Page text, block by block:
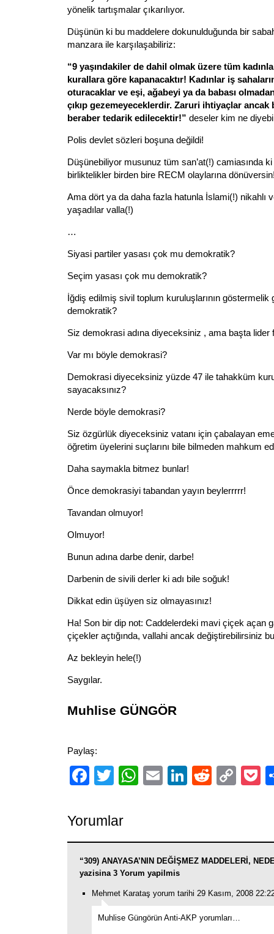
yönelik tartışmalar çıkarılıyor.
Düşünün ki bu maddelere dokunulduğunda bir
manzara ile karşılaşabiliriz:
“9 yaşındakiler de dahil olmak üzere tüm
kurallara göre kapanacaktır! Kadınlar iş
oturacaklar ve eşi, ağabeyi ya da babası
çıkıp gezemeyeceklerdir. Zaruri ihtiyaçlar ancak
beraber tedarik edilecektir!” deseler kim ne
Polis devlet sözleri boşuna değildi!
Düşünebiliyor musunuz tüm san’at(!) camiasında
birliktelikler birden bire RECM olaylarına
Ama dört ya da daha fazla hatunla İslami(!) nikahlı
yaşadılar valla(!)
…
Siyasi partiler yasası çok mu demokratik?
Seçim yasası çok mu demokratik?
İğdiş edilmiş sivil toplum kuruluşlarının
demokratik?
Siz demokrasi adına diyeceksiniz , ama başta lider
Var mı böyle demokrasi?
Demokrasi diyeceksiniz yüzde 47 ile tahakküm
sayacaksınız?
Nerde böyle demokrasi?
Siz özgürlük diyeceksiniz vatanı için çabalayan
öğretim üyelerini suçlarını bile bilmeden mahkum
Daha saymakla bitmez bunlar!
Önce demokrasiyi tabandan yayın beylerrrrr!
Tavandan olmuyor!
Olmuyor!
Bunun adına darbe denir, darbe!
Darbenin de sivili derler ki adı bile soğuk!
Dikkat edin üşüyen siz olmayasınız!
Ha! Son bir dip not: Caddelerdeki mavi çiçek açan
çiçekler açtığında, vallahi ancak değiştirebilirsiniz
Az bekleyin hele(!)
Saygılar.
Muhlise GÜNGÖR
Paylaş:
Facebook
TwitterWhatsApp
EmailLinkedIn
Reddit
Yorumlar
“309) ANAYASA’NIN DEĞİŞMEZ MADDELERİ,
yazisina 3 Yorum yapilmis
Mehmet Karataş yorum tarihi 29 Kasım, 2008
Muhlise Güngörün Anti-AKP yorumları…